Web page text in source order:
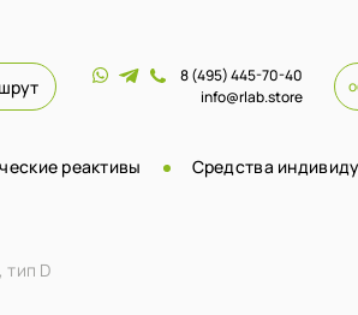
8 (495) 445-70-40
info@rlab.store
реактивы Средства
D